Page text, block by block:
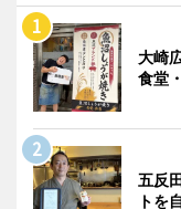
大崎
食堂
五反
トを